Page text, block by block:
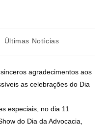
Últimas Notícias
agradecimentos aos
as celebrações do Dia
especiais, no dia 11
do Dia da Advocacia,